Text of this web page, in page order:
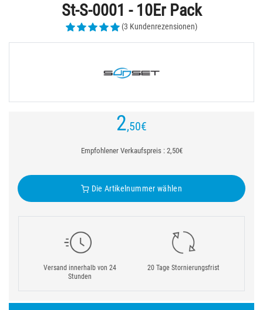
St-S-0001 - 10Er Pack
(3 Kundenrezensionen)
2,50€
Empfohlener Verkaufspreis : 2,50€
Die Artikelnummer wählen
Versand innerhalb von 24
Stunden
20 Tage Stornierungsfrist